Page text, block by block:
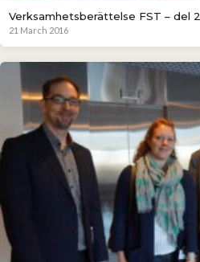
Verksamhetsberättelse FST – del 2
21 March 2016